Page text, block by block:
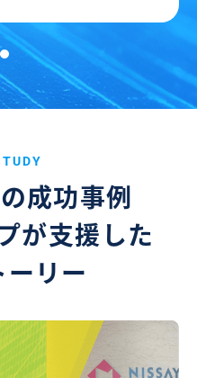
成功事例
が支援した
リー